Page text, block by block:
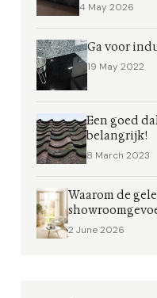
4 May 2026
Ga voor
19 May 2022
Een goed
belangrijk!
8 March 2023
Waarom de
2 June 2026